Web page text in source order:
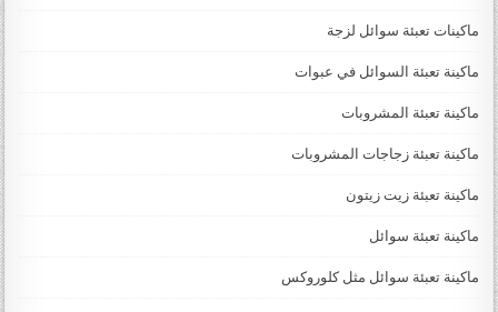
ماكينات تعبئة سوائل لزجة
‏‏‏ماكينة تعبئة السوائل في عبوات
ماكينة تعبئة المشروبات
ماكينة تعبئة زجاجات المشروبات
ماكينة تعبئة زيت زيتون
ماكينة تعبئة سوائل
ماكينة تعبئة سوائل مثل كلوروكس